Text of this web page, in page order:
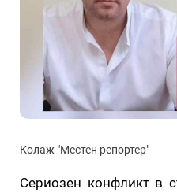
Колаж "Местен репортер"
Сериозен конфликт в